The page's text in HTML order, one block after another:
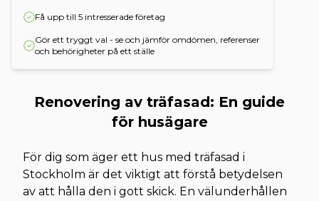
Få upp till 5 intresserade företag
Gör ett tryggt val - se och jämför omdömen, referenser
och behörigheter på ett ställe
Renovering av träfasad: En guide
för husägare
För dig som äger ett hus med träfasad i
Stockholm är det viktigt att förstå betydelsen
av att hålla den i gott skick. En välunderhållen